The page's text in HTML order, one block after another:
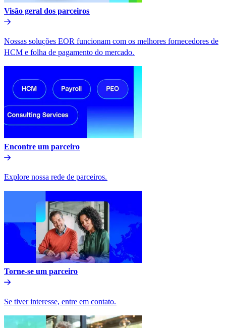
Visão geral dos parceiros​​
Nossas soluções EOR funcionam com os melhores fornecedores de
HCM e folha de pagamento do mercado.​​
Encontre um parceiro​​
Explore nossa rede de parceiros.​​
Torne-se um parceiro​​
Se tiver interesse, entre em contato.​​